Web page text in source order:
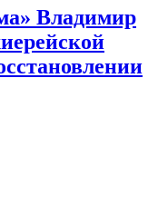
Владимир